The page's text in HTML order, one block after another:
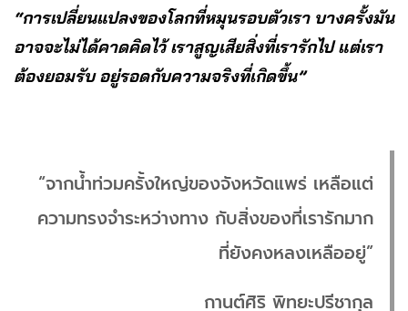
“การเปลี่ยนแปลงของโลกที่หมุนรอบตัวเรา บางครั้งมัน
อาจจะไม่ได้คาดคิดไว้ เราสูญเสียสิ่งที่เรารักไป แต่เรา
ต้องยอมรับ อยู่รอดกับความจริงที่เกิดขึ้น”
“จากน้ำท่วมครั้งใหญ่ของจังหวัดแพร่ เหลือแต่
ความทรงจำระหว่างทาง กับสิ่งของที่เรารักมาก
ที่ยังคงหลงเหลืออยู่”
กานต์ศิริ พิทยะปรีชากุล